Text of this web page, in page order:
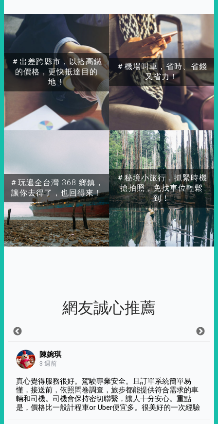
＃出差跨縣市，以搭高鐵
的價格，更快抵達目的
地！
＃玩遍全台灣 368 鄉鎮，
讓你去得了，也回得來！
＃秘境小旅行，抓緊時機
搶拍照，免找車位輕鬆
到！
＃機場叫車，省時、省錢
又省力！
網友誠心推薦
陳婉琪
3 週前
真心覺得服務很好。駕駛專業安全。且訂單系統簡單易
懂，接送前，依照問卷調查，旅步都能提供符合需求的車
輛和司機。司機會保持密切聯繫，讓人十分安心。重點
是，價格比一般計程車or Uber便宜多。很美好的一次經驗